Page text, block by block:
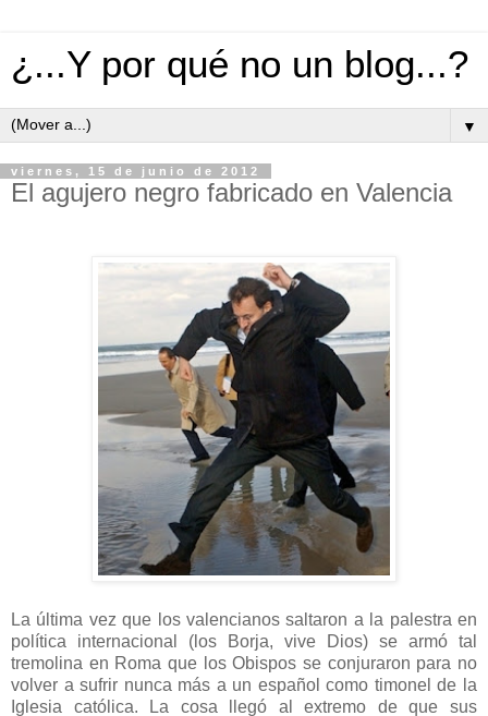
¿...Y por qué no un blog...?
▼
viernes, 15 de junio de 2012
El agujero negro fabricado en Valencia
La última vez que los valencianos saltaron a la palestra en
política internacional (los Borja, vive Dios) se armó tal
tremolina en Roma que los Obispos se conjuraron para no
volver a sufrir nunca más a un español como timonel de la
Iglesia católica. La cosa llegó al extremo de que sus